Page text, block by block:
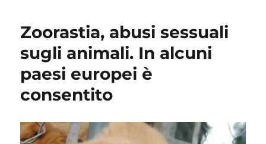
Zoorastia, abusi sessuali
sugli animali. In alcuni
paesi europei è
consentito